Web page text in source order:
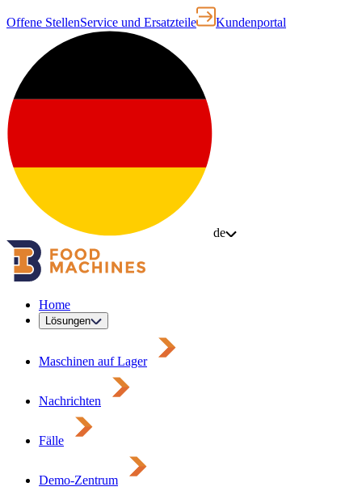
Offene StellenService und Ersatzteile Kundenportal
de
Home
Lösungen
Maschinen auf Lager
Nachrichten
Fälle
Demo-Zentrum